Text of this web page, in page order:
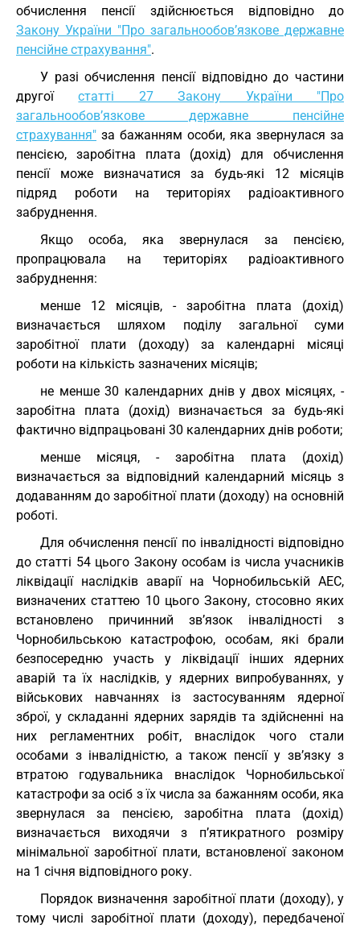
обчислення пенсії здійснюється відповідно до
Закону України "Про загальнообов’язкове державне
пенсійне страхування".
У разі обчислення пенсії відповідно до частини
другоїстатті 27 Закону України "Про
загальнообов’язкове державне пенсійне
страхування" за бажанням особи, яка звернулася за
пенсією, заробітна плата (дохід) для обчислення
пенсії може визначатися за будь-які 12 місяців
підряд роботи на територіях радіоактивного
забруднення.
Якщо особа, яка звернулася за пенсією,
пропрацювала на територіях радіоактивного
забруднення:
менше 12 місяців, - заробітна плата (дохід)
визначається шляхом поділу загальної суми
заробітної плати (доходу) за календарні місяці
роботи на кількість зазначених місяців;
не менше 30 календарних днів у двох місяцях, -
заробітна плата (дохід) визначається за будь-які
фактично відпрацьовані 30 календарних днів роботи;
менше місяця, - заробітна плата (дохід)
визначається за відповідний календарний місяць з
додаванням до заробітної плати (доходу) на основній
роботі.
Для обчислення пенсії по інвалідності відповідно
до статті 54 цього Закону особам із числа учасників
ліквідації наслідків аварії на Чорнобильській АЕС,
визначених статтею 10 цього Закону, стосовно яких
встановлено причинний зв’язок інвалідності з
Чорнобильською катастрофою, особам, які брали
безпосередню участь у ліквідації інших ядерних
аварій та їх наслідків, у ядерних випробуваннях, у
військових навчаннях із застосуванням ядерної
зброї, у складанні ядерних зарядів та здійсненні на
них регламентних робіт, внаслідок чого стали
особами з інвалідністю, а також пенсії у зв’язку з
втратою годувальника внаслідок Чорнобильської
катастрофи за осіб з їх числа за бажанням особи, яка
звернулася за пенсією, заробітна плата (дохід)
визначається виходячи з п’ятикратного розміру
мінімальної заробітної плати, встановленої законом
на 1 січня відповідного року.
Порядок визначення заробітної плати (доходу), у
тому числі заробітної плати (доходу), передбаченої